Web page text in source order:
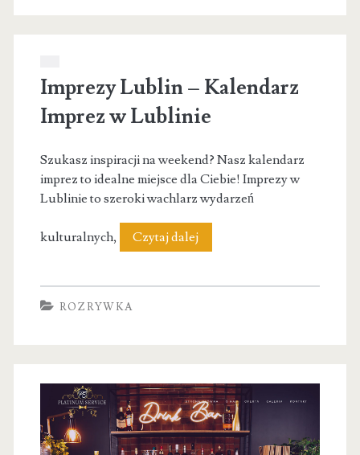
Imprezy Lublin – Kalendarz
Imprez w Lublinie
Szukasz inspiracji na weekend? Nasz kalendarz
imprez to idealne miejsce dla Ciebie! Imprezy w
Lublinie to szeroki wachlarz wydarzeń
kulturalnych, Czytaj dalejImprezy
w
Lublinie
ROZRYWKA